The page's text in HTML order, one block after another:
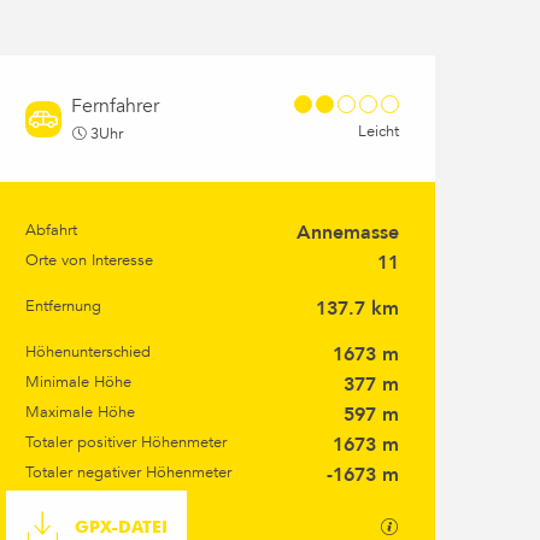
Fernfahrer
3Uhr Leicht
Praktische
Abfahrt Annemasse
Orte von Interesse 11
Entfernung 137.7 km
Höhenunterschied 1673 m
Minimale Höhe 377 m
Maximale Höhe 597 m
Totaler positiver Höhenmeter 1673 m
Totaler negativer Höhenmeter -1673 m
Dokumentation
GPX-DATEI Mit GPX / KML-